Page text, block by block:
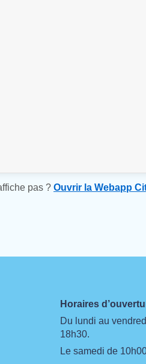
pas ? Ouvrir la Webapp
Horaires
Du lundi au
18h30.
Le samedi de